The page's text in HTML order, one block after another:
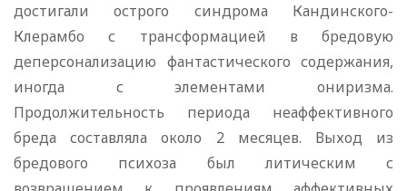
достигали острого синдрома Кандинского-
Клерамбо с трансформацией в бредовую
деперсонализацию фантастического содержания,
иногда с элементами ониризма.
Продолжительность периода неаффективного
бреда составляла около 2 месяцев. Выход из
бредового психоза был литическим с